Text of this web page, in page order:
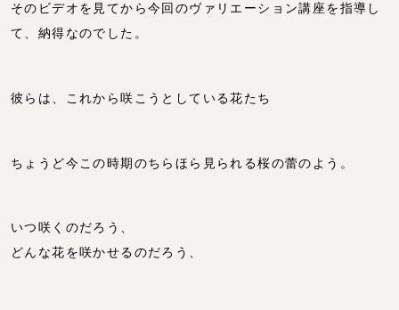
そのビデオを見てから今回のヴァリエーション講座を指導し
て、納得なのでした。
彼らは、これから咲こうとしている花たち
ちょうど今この時期のちらほら見られる桜の蕾のよう。
いつ咲くのだろう、
どんな花を咲かせるのだろう、